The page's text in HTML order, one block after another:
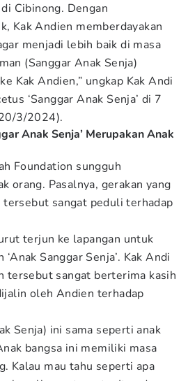
di Cibinong. Dengan
Kak Andien memberdayakan
menjadi lebih baik di masa
(Sanggar Anak Senja)
Kak Andien,” ungkap Kak Andi
‘Sanggar Anak Senja’ di 7
3/2024).
Anak Senja’ Merupakan Anak
Foundation sungguh
orang. Pasalnya, gerakan yang
sangat peduli terhadap
terjun ke lapangan untuk
Sanggar Senja’. Kak Andi
tersebut sangat berterima kasih
oleh Andien terhadap
Senja) ini sama seperti anak
bangsa ini memiliki masa
Kalau mau tahu seperti apa